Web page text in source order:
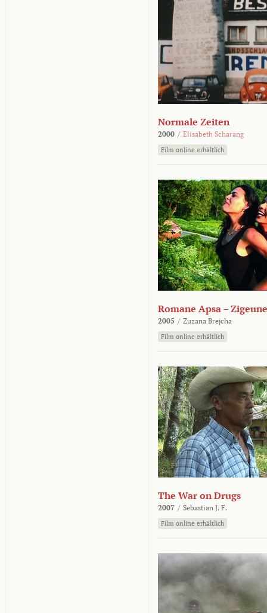
Normale Zeiten
2000 / Elisabeth Scharang
Film online erhältlich
Romane Apsa –
2005 / Zuzana Brejcha
Film online erhältlich
The War on Drugs
2007 / Sebastian J. F.
Film online erhältlich